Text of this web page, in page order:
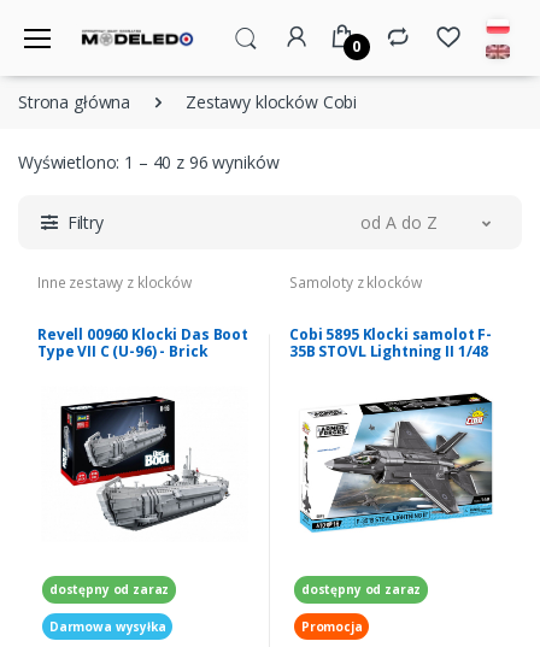
0
Strona główna Zestawy klocków Cobi
Wyświetlono: 1 – 40 z 96 wyników
Filtry od A do Z
Inne zestawy z klocków
Revell 00960 Klocki Das Boot
Type VII C (U-96) - Brick
dostępny od zaraz
Darmowa wysyłka
Samoloty z klocków
Cobi 5895 Klocki samolot F-
35B STOVL Lightning II 1/48
dostępny od zaraz
Promocja